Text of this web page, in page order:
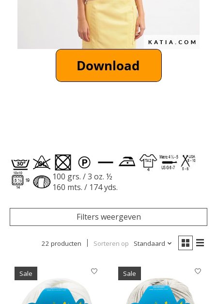
100 grs. / 3 oz. ½
160 mts. / 174 yds.
Filters weergeven
22 producten Sorteren op Standaard
Sale Sale